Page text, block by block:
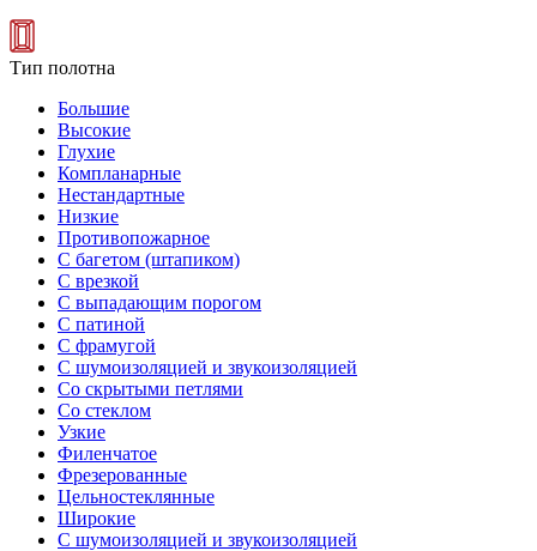
Тип полотна
Большие
Высокие
Глухие
Компланарные
Нестандартные
Низкие
Противопожарное
С багетом (штапиком)
С врезкой
С выпадающим порогом
С патиной
С фрамугой
С шумоизоляцией и звукоизоляцией
Со скрытыми петлями
Со стеклом
Узкие
Филенчатое
Фрезерованные
Цельностеклянные
Широкие
С шумоизоляцией и звукоизоляцией